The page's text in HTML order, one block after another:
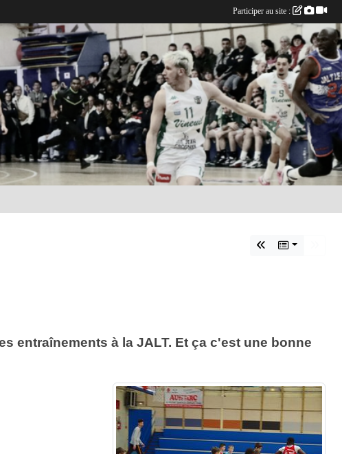
entraînements à la JALT. Et ça c'est une bonne
Participer au site :